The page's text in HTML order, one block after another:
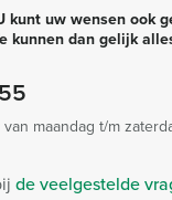
kunt uw wensen ook
kunnen dan gelijk
maandag t/m
de veelgestelde